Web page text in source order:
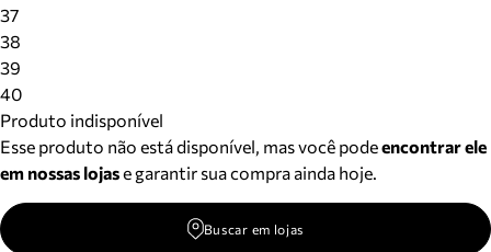
37
38
39
40
Produto indisponível
Esse produto não está disponível, mas você podeencontrar ele
em nossas lojase garantir sua compra ainda hoje.
Buscar em lojas